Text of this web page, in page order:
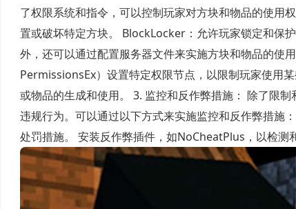
了权限系统和指令，可以控制玩家对方块和物品的使
置或破坏特定方块。 BlockLocker：允许玩家锁定和保
外，还可以通过配置服务器文件来实施方块和物品的使
PermissionsEx）设置特定权限节点，以限制玩家使用
或物品的生成和使用。 3. 监控和反作弊措施： 除了限
违规行为。可以通过以下方式来实施监控和反作弊措施
处罚措施。 安装反作弊插件，如NoCheatPlus，以检测